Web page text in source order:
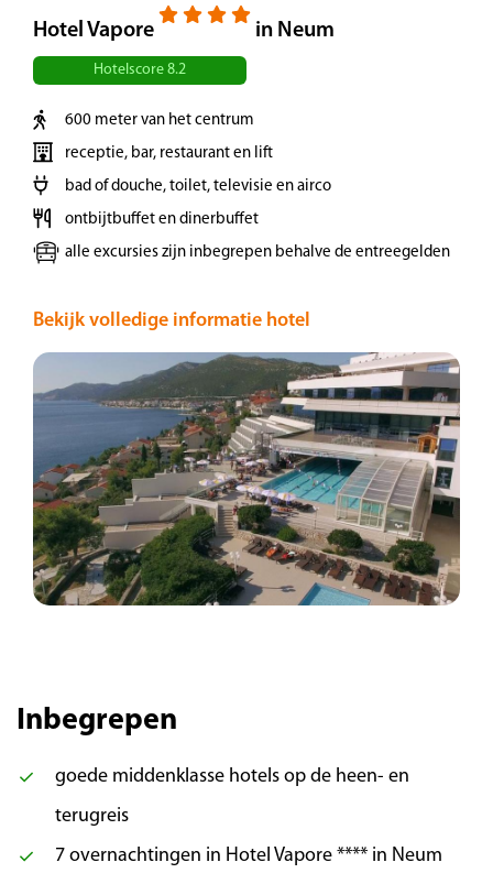
een ruw karstlandschap ligt dit prachtige
groene Nationaal Park. Het park kent ongeveer
860 soorten planten en 230 verschillende
watervallen, zoals de Skradinksi Buk waar het
water over een lengte van 800 meter via 17
verdiepingen naar beneden stort (entree ca. €
40,-). In de namiddag vervolgen we onze reis
naar Neum.
Dag 4 | Ston – Korčula
Ston was een belangrijk bolwerk van de
Republiek Ragusa en in de 14e eeuw werden
hier de eerste verdedigingsmuren gebouwd.
Ze worden nu ook wel de ‘Europese Chinese
Muur’ genoemd. Over een deel van de muren
kan gewandeld worden. Of gaat u liever in één
van de vele restaurants de beroemde oesters
proeven die hier in de baai gekweekt worden?
stadsmuren vindt u middeleeuwse paleizen en
kerken en het huis waar ontdekkingsreiziger
Dag 5 | Split
Hotel Vapore in Neum
Hotelscore 8.2
600 meter van het centrum
receptie, bar, restaurant en lift
bad of douche, toilet, televisie en airco
ontbijtbuffet en dinerbuffet
alle excursies zijn inbegrepen behalve de entreegelden
Bekijk volledige informatie hotel
Inbegrepen
goede middenklasse hotels op de heen- en
terugreis
7 overnachtingen in Hotel Vapore **** in Neum